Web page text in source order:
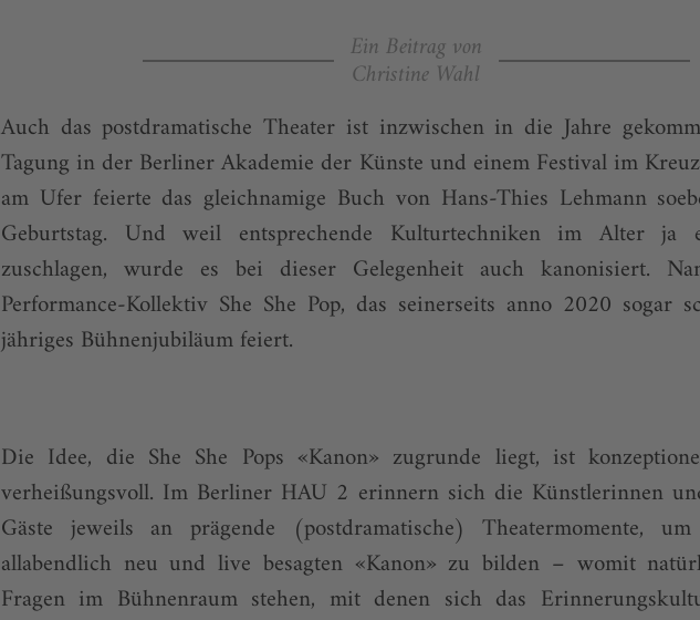
Ein Beitrag von
Christine Wahl
Auch das postdramatische Theater ist inzwischen in die Jahre
Tagung in der Berliner Akademie der Künste und einem Festival im
am Ufer feierte das gleichnamige Buch von Hans-Thies Lehmann
Geburtstag. Und weil entsprechende Kulturtechniken im Alter ja
zuschlagen, wurde es bei dieser Gelegenheit auch kanonisiert.
Performance-Kollektiv She She Pop, das seinerseits anno 2020 sogar
jähriges Bühnenjubiläum feiert.
Die Idee, die She She Pops «Kanon» zugrunde liegt, ist
verheißungsvoll. Im Berliner HAU 2 erinnern sich die Künstlerinnen
Gäste jeweils an prägende (postdramatische) Theatermomente,
allabendlich neu und live besagten «Kanon» zu bilden – womit
Fragen im Bühnenraum stehen, mit denen sich das